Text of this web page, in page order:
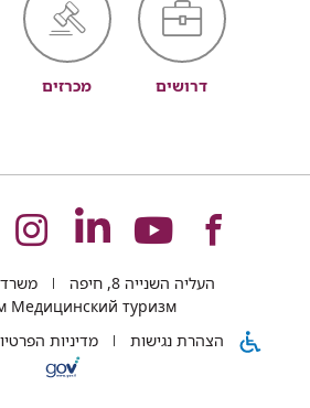
דרושים מכרזים
לעמוד
של
לעמוד
שלשלהעליה השנייה 8, חיפה
Медицинский туризм
הצהרת נגישות
מדיניות